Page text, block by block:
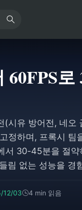
로
시유 방어전, 네오
정하며, 프록시 팀
서 30-45분을 절약
림 없는 성능을 경
12/03 4 min 읽음